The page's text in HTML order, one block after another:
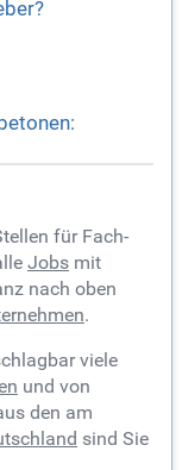
für Fach-
Jobs mit
nach oben
.
viele
und von
den am
sind Sie